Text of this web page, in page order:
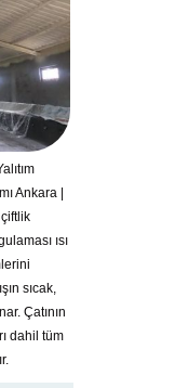
Ankara |
ısı
sıcak,
Çatının
dahil tüm